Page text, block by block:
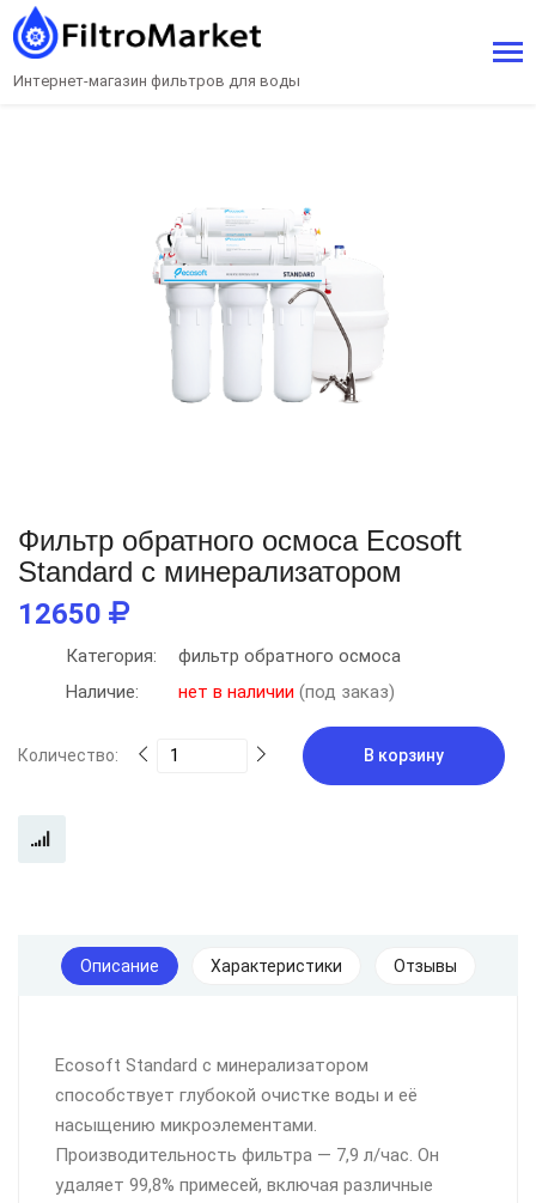
Интернет-магазин фильтров для воды
Фильтр обратного осмоса Ecosoft
Standard с минерализатором
12650
Категория:
фильтр обратного осмоса
Наличие:
нет в наличии (под заказ)
Количество: В корзину
Описание Характеристики Отзывы
Ecosoft Standard с минерализатором
способствует глубокой очистке воды и её
насыщению микроэлементами.
Производительность фильтра — 7,9 л/час. Он
удаляет 99,8% примесей, включая различные